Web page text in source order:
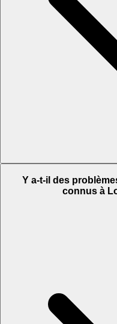
Y a-t-il des
connus à